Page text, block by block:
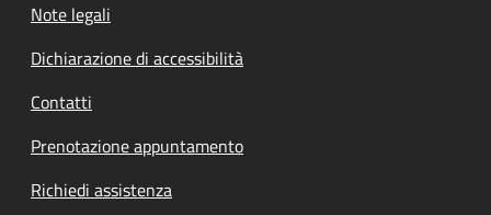
Note legali
Dichiarazione di accessibilità
Contatti
Prenotazione appuntamento
Richiedi assistenza